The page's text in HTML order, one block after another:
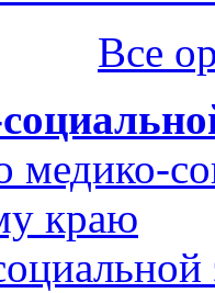
Все
краю